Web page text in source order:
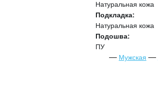
Натуральная кожа
Подкладка:
Натуральная кожа
Подошва:
ПУ
Мужская